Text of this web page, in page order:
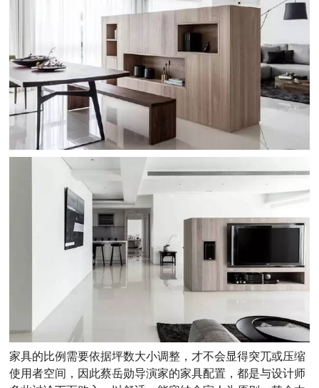
家具的比例需要依据坪数大小调整，才不会显得突兀或压缩
使用者空间，因此蔡岳勋导演家的家具配置，都是与设计师